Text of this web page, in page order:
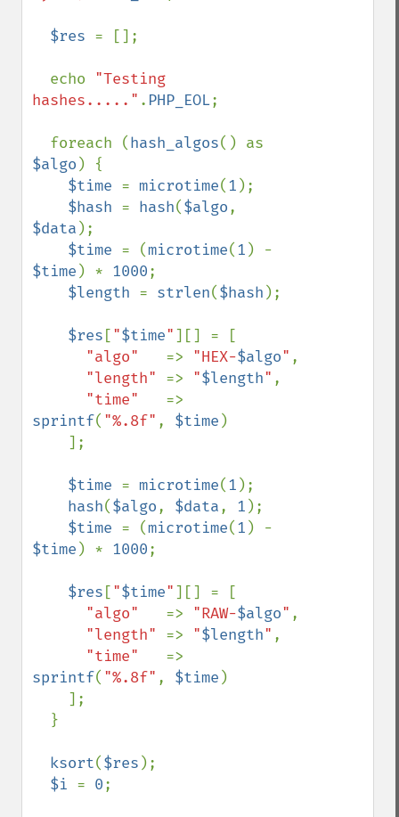
$res = [];
  echo
"Testing
hashes....." . PHP_EOL;
  foreach (
hash_algos
$algo ) {
$time = microtime(1 );
$hash = hash($algo
$data );
$time = (microtime(1
$time ) * 1000;
$length = strlen($hash );
$res ["$time"][] = [
"algo" => "HEX-$algo" ,
"length" => "$length" ,
"time"
sprintf( "%.8f" , $time )
$time = microtime(1 );
hash($algo, $data, 1 );
$time = (microtime(1
$time ) * 1000;
$res ["$time"][] = [
"algo" => "RAW-$algo" ,
"length" => "$length" ,
"time"
sprintf( "%.8f" , $time )
ksort($res );
$i = 0;